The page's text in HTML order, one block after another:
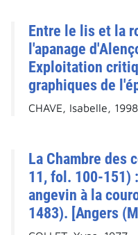
Entre le lis et la
l'apanage
Exploitation
graphiques de
CHAVE, Isabelle, 1998
La Chambre des
11, fol. 100-151)
angevin à la
1483). [Angers